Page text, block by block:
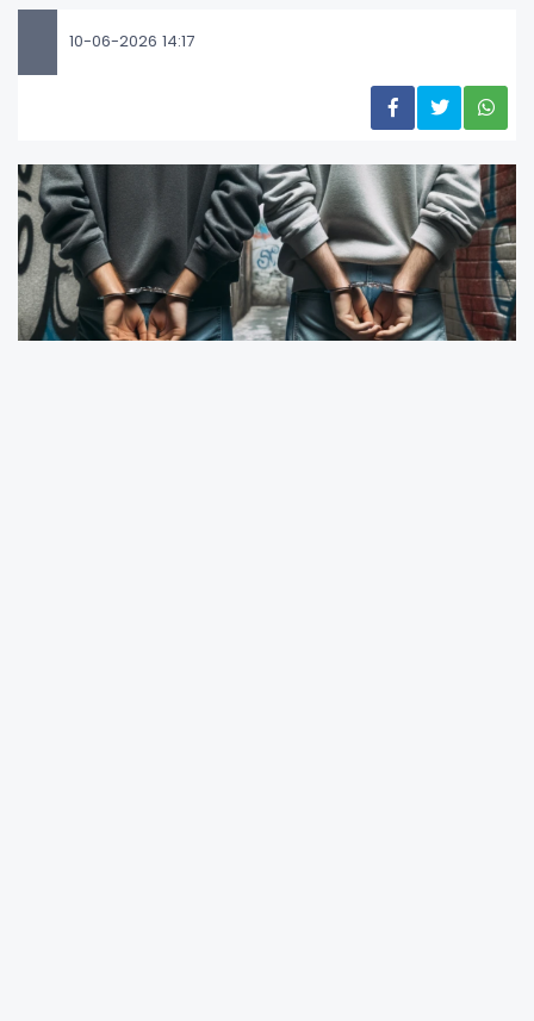
10-06-2026 14:17